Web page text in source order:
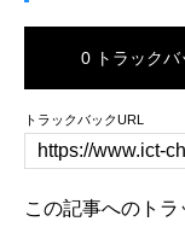
0 トラックバ
トラックバックURL
この記事へのトラ